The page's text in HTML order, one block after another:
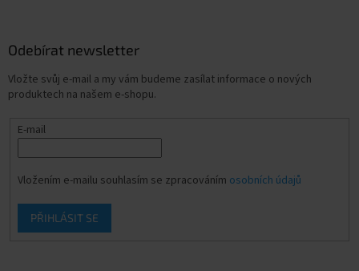
Odebírat newsletter
Vložte svůj e-mail a my vám budeme zasílat informace o nových
produktech na našem e-shopu.
E-mail
Vložením e-mailu souhlasím se zpracováním osobních údajů
PŘIHLÁSIT SE